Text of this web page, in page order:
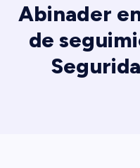
Abinader
de